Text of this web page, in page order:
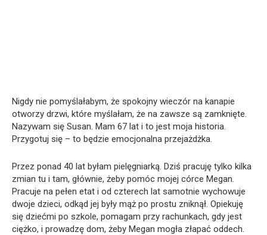
Nigdy nie pomyślałabym, że spokojny wieczór na kanapie
otworzy drzwi, które myślałam, że na zawsze są zamknięte.
Nazywam się Susan. Mam 67 lat i to jest moja historia.
Przygotuj się – to będzie emocjonalna przejażdżka.
Przez ponad 40 lat byłam pielęgniarką. Dziś pracuję tylko kilka
zmian tu i tam, głównie, żeby pomóc mojej córce Megan.
Pracuje na pełen etat i od czterech lat samotnie wychowuje
dwoje dzieci, odkąd jej były mąż po prostu zniknął. Opiekuję
się dziećmi po szkole, pomagam przy rachunkach, gdy jest
ciężko, i prowadzę dom, żeby Megan mogła złapać oddech.